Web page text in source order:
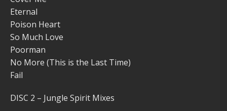
Eternal
Poison Heart
So Much Love
Poorman
No More (This is the Last Time)
Fail
DISC 2 – Jungle Spirit Mixes